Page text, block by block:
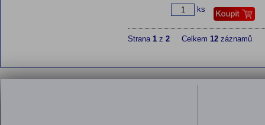
ks
Strana 1z 2Celkem 12záznamů